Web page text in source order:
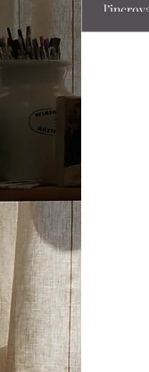
jours